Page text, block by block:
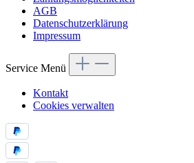
AGB
Datenschutzerklärung
Impressum
Service Menü
Kontakt
Cookies verwalten